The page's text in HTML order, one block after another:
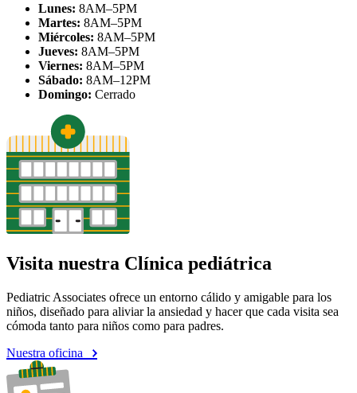
Lunes: 8AM–5PM
Martes: 8AM–5PM
Miércoles: 8AM–5PM
Jueves: 8AM–5PM
Viernes: 8AM–5PM
Sábado: 8AM–12PM
Domingo: Cerrado
Visita nuestra Clínica pediátrica
Pediatric Associates ofrece un entorno cálido y amigable para los
niños, diseñado para aliviar la ansiedad y hacer que cada visita sea
cómoda tanto para niños como para padres.
Nuestra oficina